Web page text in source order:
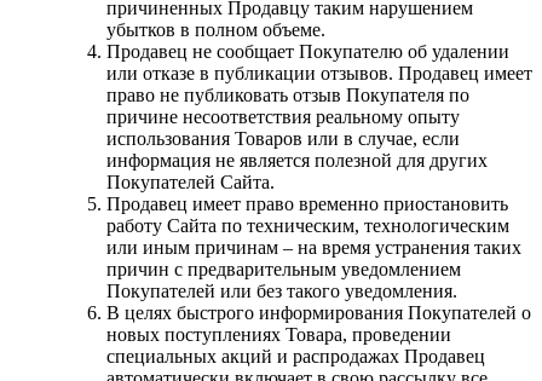
причиненных Продавцу таким нарушением
убытков в полном объеме.
Продавец не сообщает Покупателю об удалении
или отказе в публикации отзывов. Продавец имеет
право не публиковать отзыв Покупателя по
причине несоответствия реальному опыту
использования Товаров или в случае, если
информация не является полезной для других
Покупателей Сайта.
Продавец имеет право временно приостановить
работу Сайта по техническим, технологическим
или иным причинам – на время устранения таких
причин с предварительным уведомлением
Покупателей или без такого уведомления.
В целях быстрого информирования Покупателей о
новых поступлениях Товара, проведении
специальных акций и распродажах Продавец